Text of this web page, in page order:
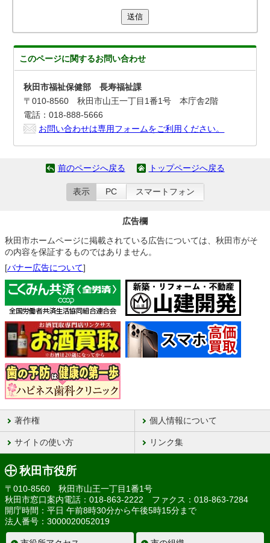
送信
このページに関するお問い合わせ
秋田市福祉保健部 長寿福祉課
〒010-8560 秋田市山王一丁目1番1号 本庁舎2階
電話：018-888-5666
お問い合わせは専用フォームをご利用ください。
前のページへ戻る トップページへ戻る
表示 PC スマートフォン
広告欄
秋田市ホームページに掲載されている広告については、秋田市がそ
の内容を保証するものではありません。
[バナー広告について]
著作権 個人情報について
サイトの使い方 リンク集
秋田市役所
〒010-8560 秋田市山王一丁目1番1号
秋田市窓口案内電話：018-863-2222 ファクス：018-863-7284
開庁時間：平日 午前8時30分から午後5時15分まで
法人番号：3000020052019